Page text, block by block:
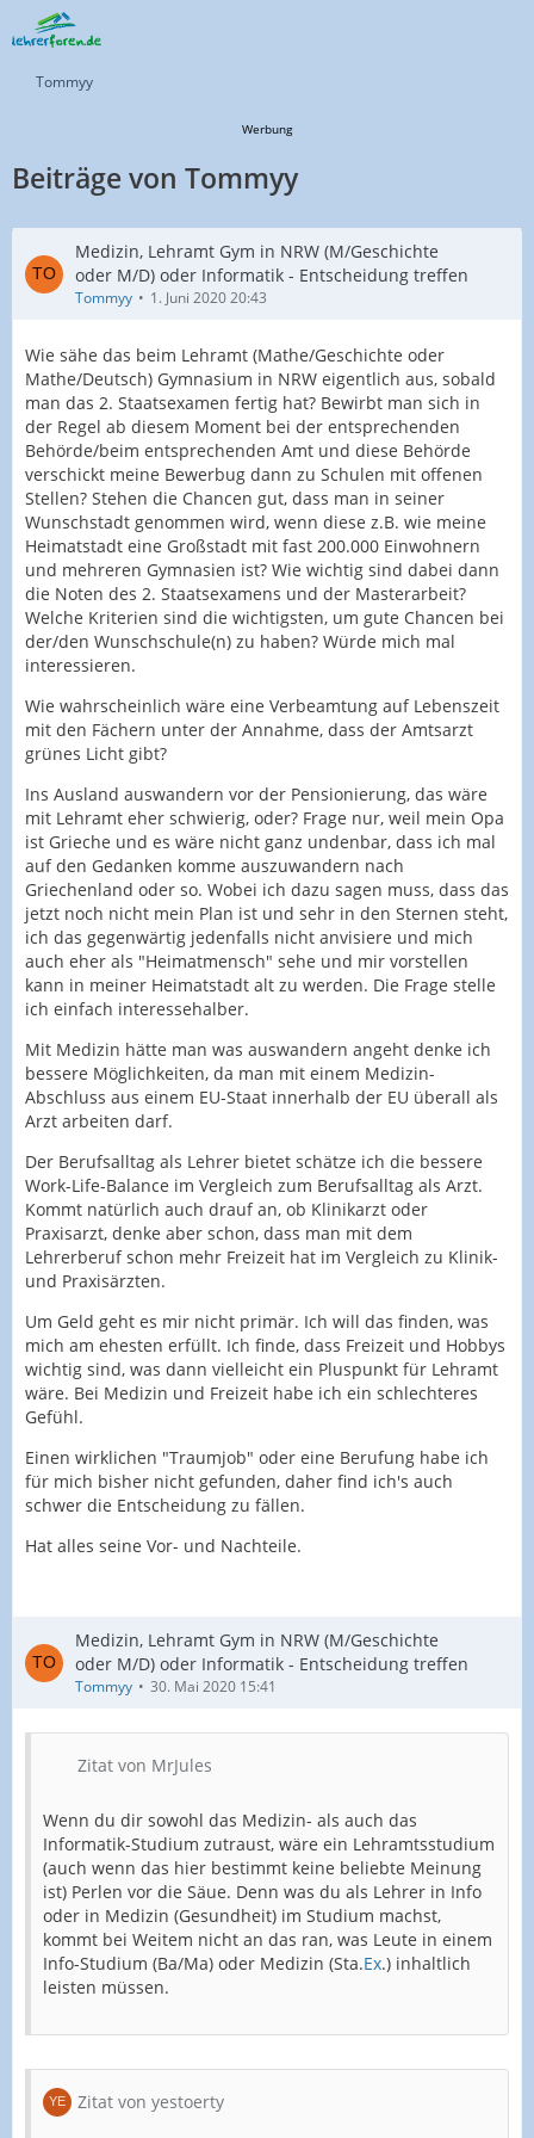
Tommyy
Werbung
Beiträge von Tommyy
Medizin, Lehramt Gym in NRW (M/Geschichte
oder M/D) oder Informatik - Entscheidung treffen
Tommyy 1. Juni 2020 20:43
Wie sähe das beim Lehramt (Mathe/Geschichte oder
Mathe/Deutsch) Gymnasium in NRW eigentlich aus, sobald
man das 2. Staatsexamen fertig hat? Bewirbt man sich in
der Regel ab diesem Moment bei der entsprechenden
Behörde/beim entsprechenden Amt und diese Behörde
verschickt meine Bewerbug dann zu Schulen mit offenen
Stellen? Stehen die Chancen gut, dass man in seiner
Wunschstadt genommen wird, wenn diese z.B. wie meine
Heimatstadt eine Großstadt mit fast 200.000 Einwohnern
und mehreren Gymnasien ist? Wie wichtig sind dabei dann
die Noten des 2. Staatsexamens und der Masterarbeit?
Welche Kriterien sind die wichtigsten, um gute Chancen bei
der/den Wunschschule(n) zu haben? Würde mich mal
interessieren.
Wie wahrscheinlich wäre eine Verbeamtung auf Lebenszeit
mit den Fächern unter der Annahme, dass der Amtsarzt
grünes Licht gibt?
Ins Ausland auswandern vor der Pensionierung, das wäre
mit Lehramt eher schwierig, oder? Frage nur, weil mein Opa
ist Grieche und es wäre nicht ganz undenbar, dass ich mal
auf den Gedanken komme auszuwandern nach
Griechenland oder so. Wobei ich dazu sagen muss, dass das
jetzt noch nicht mein Plan ist und sehr in den Sternen steht,
ich das gegenwärtig jedenfalls nicht anvisiere und mich
auch eher als "Heimatmensch" sehe und mir vorstellen
kann in meiner Heimatstadt alt zu werden. Die Frage stelle
ich einfach interessehalber.
Mit Medizin hätte man was auswandern angeht denke ich
bessere Möglichkeiten, da man mit einem Medizin-
Abschluss aus einem EU-Staat innerhalb der EU überall als
Arzt arbeiten darf.
Der Berufsalltag als Lehrer bietet schätze ich die bessere
Work-Life-Balance im Vergleich zum Berufsalltag als Arzt.
Kommt natürlich auch drauf an, ob Klinikarzt oder
Praxisarzt, denke aber schon, dass man mit dem
Lehrerberuf schon mehr Freizeit hat im Vergleich zu Klinik-
und Praxisärzten.
Um Geld geht es mir nicht primär. Ich will das finden, was
mich am ehesten erfüllt. Ich finde, dass Freizeit und Hobbys
wichtig sind, was dann vielleicht ein Pluspunkt für Lehramt
wäre. Bei Medizin und Freizeit habe ich ein schlechteres
Gefühl.
Einen wirklichen "Traumjob" oder eine Berufung habe ich
für mich bisher nicht gefunden, daher find ich's auch
schwer die Entscheidung zu fällen.
Hat alles seine Vor- und Nachteile.
Medizin, Lehramt Gym in NRW (M/Geschichte
oder M/D) oder Informatik - Entscheidung treffen
Tommyy 30. Mai 2020 15:41
Zitat von MrJules
Wenn du dir sowohl das Medizin- als auch das
Informatik-Studium zutraust, wäre ein Lehramtsstudium
(auch wenn das hier bestimmt keine beliebte Meinung
ist) Perlen vor die Säue. Denn was du als Lehrer in Info
oder in Medizin (Gesundheit) im Studium machst,
kommt bei Weitem nicht an das ran, was Leute in einem
Info-Studium (Ba/Ma) oder Medizin (Sta.Ex.) inhaltlich
leisten müssen.
Zitat von yestoerty